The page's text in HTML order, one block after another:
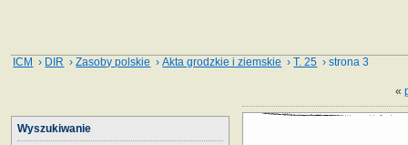
ICM › DIR ›Zasoby polskie ›Akta grodzkie i ziemskie ›T. 25 › strona 3
«
Wyszukiwanie